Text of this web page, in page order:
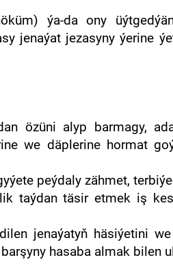
ýa-da ony
jenaýat jezasyny ýerine
özüni alyp barmagy,
we däplerine hormat
peýdaly zähmet,
taýdan täsir etmek iş
jenaýatyň häsiýetini
hasaba almak bilen